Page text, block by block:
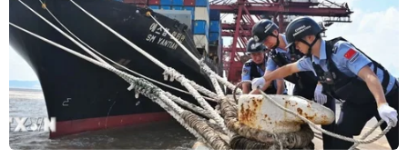
hoảng năng lượng mới ở châu Âu
11/04/2023 14:19
Sự leo thang chiến dịch quân sự của Nga ở Ukraine có
thể gây ra một cuộc khủng hoảng năng lượng mới ở
châu Âu và làm trầm trọng thêm mối đe dọa đối với an
ninh lương thực ở các nước thu nhập thấp.